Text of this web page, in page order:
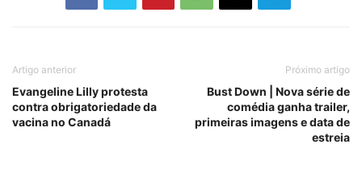
Artigo anterior
Evangeline Lilly protesta
contra obrigatoriedade da
vacina no Canadá
Próximo artigo
Bust Down | Nova série de
comédia ganha trailer,
primeiras imagens e data de
estreia